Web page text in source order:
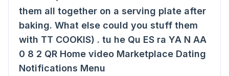
them all together on a serving plate after
baking. What else could you stuff them
with TT COOKIS) . tu he Qu ES ra YA N AA
0 8 2 QR Home video Marketplace Dating
Notifications Menu